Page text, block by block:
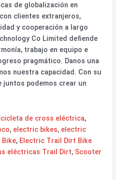
de globalización en
clientes extranjeros,
y cooperación a largo
Co Limited defiende
trabajo en equipo e
pragmático. Danos una
nuestra capacidad. Con su
juntos podemos crear un
de cross eléctrica,
, electric bikes, electric
, Electric Trail Dirt Bike
eléctricas Trail Dirt, Scooter